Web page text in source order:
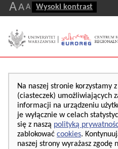
AA A Wysoki kontrast
Na naszej stronie korzystamy
(ciasteczek) umożliwiających
informacji na urządzeniu
je wyłącznie w celach
się z naszą polityką
zablokować cookies.
naszej strony wyrażasz zgodę